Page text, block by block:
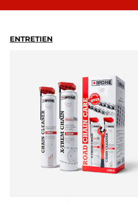
ENTRETIEN